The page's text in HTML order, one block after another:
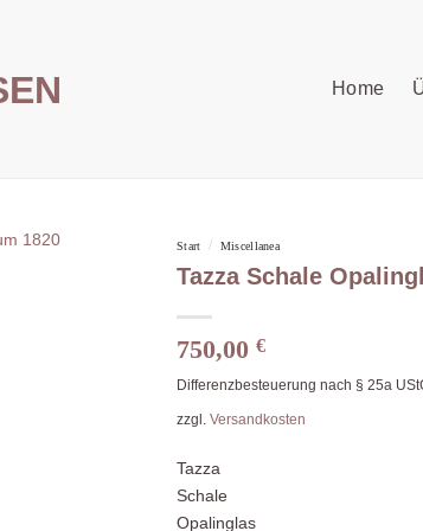
Home
Start / Miscellanea
Tazza Schale
750,00 €
Differenzbesteuerung nach § 25a
zzgl. Versandkosten
Tazza
Schale
Opalinglas